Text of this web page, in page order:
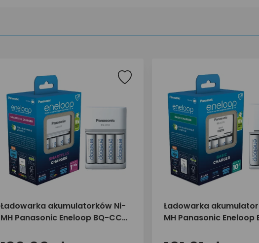
Ładowarka akumulatorków Ni-
MH Panasonic Eneloop BQ-CC55
Ładowarka
MH Panasonic Eneloop